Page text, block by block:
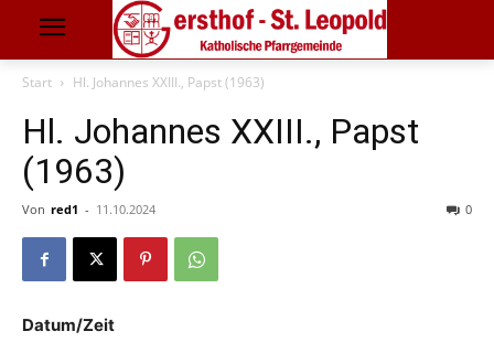
Start Hl. Johannes XXIII., Papst (1963)
Hl. Johannes XXIII., Papst
(1963)
Von red1 - 11.10.2024 0
Datum/Zeit